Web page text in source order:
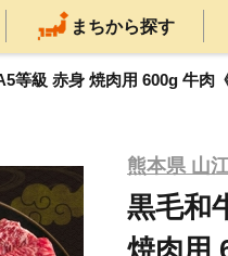
まちから探す
等級 赤身 焼肉用 600g 牛肉
熊本県 山
黒毛和
焼肉用